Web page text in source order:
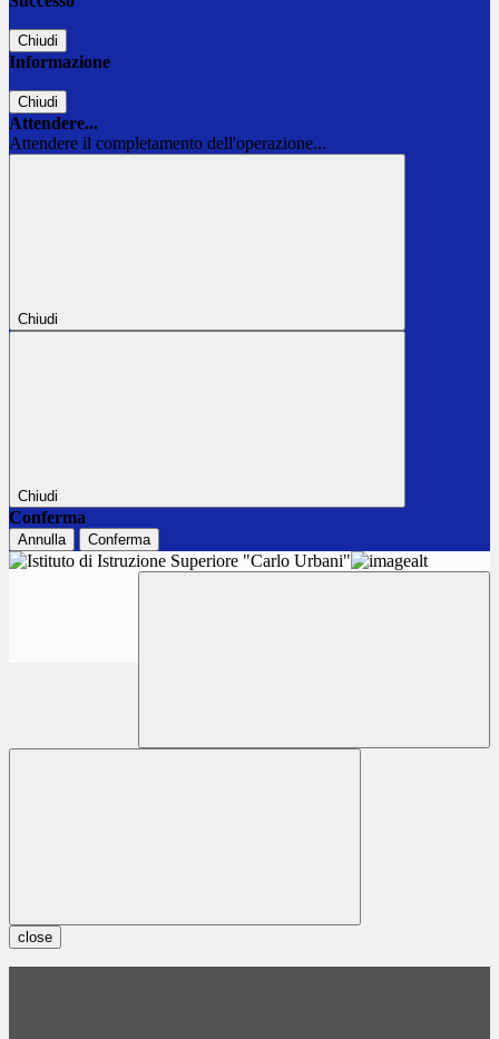
Chiudi
Informazione
Chiudi
Attendere...
Attendere il completamento dell'operazione...
Chiudi
Chiudi
Conferma
Annulla Conferma
close